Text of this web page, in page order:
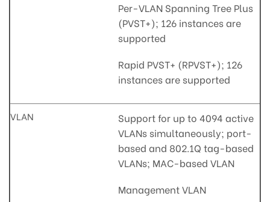
Per-VLAN Spanning Tree Plus
(PVST+); 126 instances are
supported
Rapid PVST+ (RPVST+); 126
instances are supported
VLAN
Support for up to 4094 active
VLANs simultaneously; port-
based and 802.1Q tag-based
VLANs; MAC-based VLAN
Management VLAN